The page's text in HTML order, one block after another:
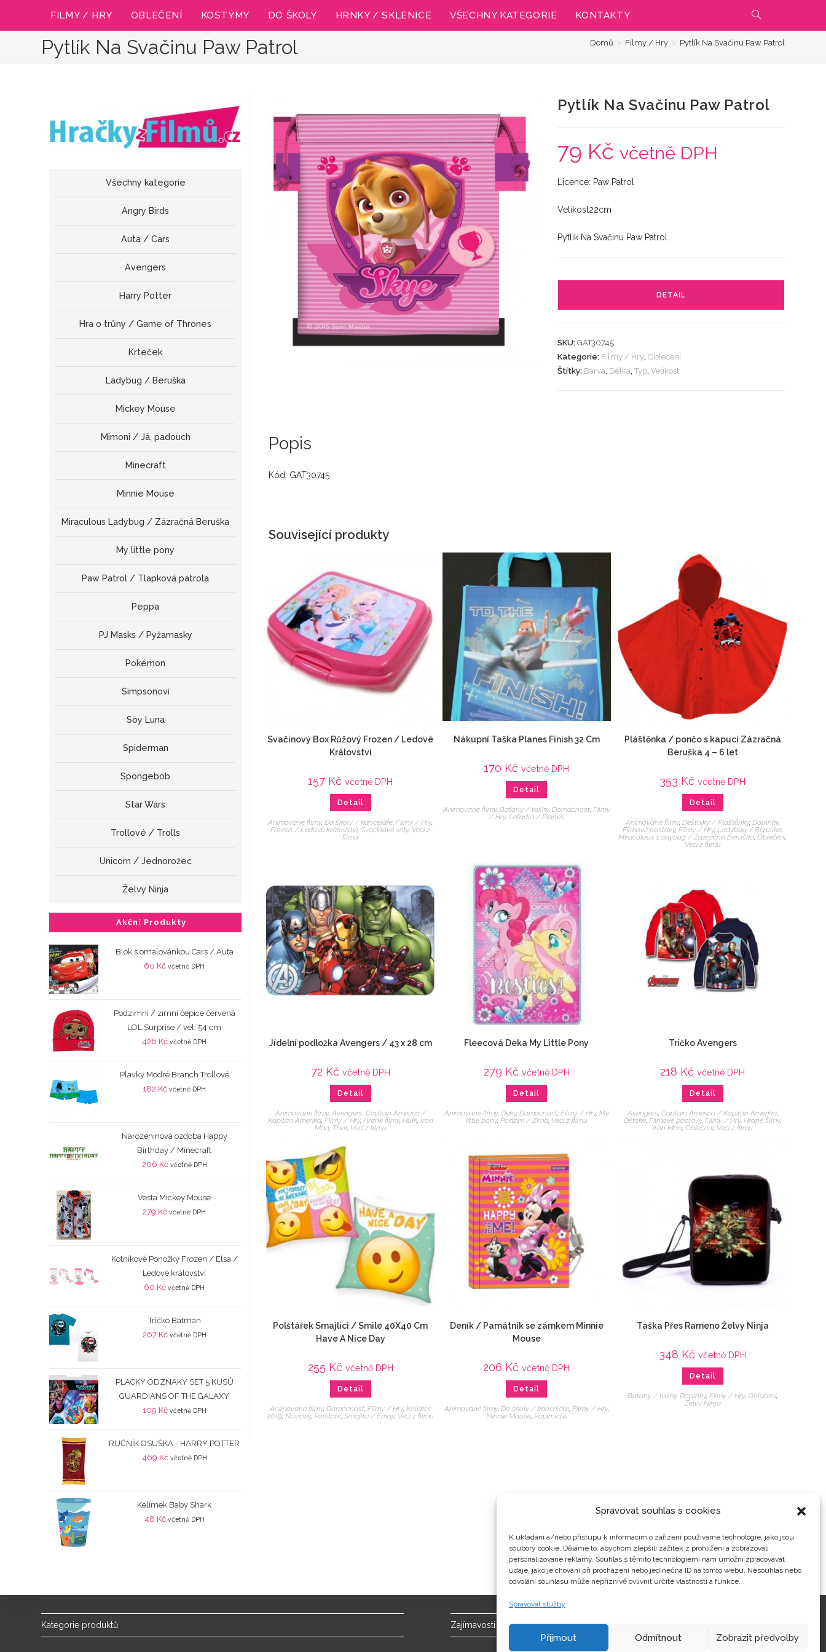
Spravovat souhlas s cookies
K ukládání a/nebo přístupu k informacím o zařízení používáme technologie, jako jsou
soubory cookie. Děláme to, abychom zlepšili zážitek z prohlížení a zobrazovali
personalizované reklamy. Souhlas s těmito technologiemi nám umožní zpracovávat
údaje, jako je chování při procházení nebo jedinečná ID na tomto webu. Nesouhlas nebo
odvolání souhlasu může nepříznivě ovlivnit určité vlastnosti a funkce.
Spravovat služby
Přijmout Odmítnout Zobrazit předvolby
FILMY / HRY OBLEČENÍ KOSTÝMY DO ŠKOLY HRNKY / SKLENICE VŠECHNY KATEGORIE KONTAKTY PŘEPNOUT
VYHLEDÁVÁNÍ
WEBU
Pytlík Na Svačinu Paw Patrol Domů > Filmy / Hry > Pytlík Na Svačinu Paw Patrol
Pytlík Na Svačinu Paw Patrol
79 Kč včetně DPH
Licence: Paw Patrol
Velikost22cm
Pytlík Na Svačinu Paw Patrol
DETAIL
SKU:GAT30745
Kategorie: Filmy / Hry,Oblečení
Štítky: Barva, Délka,Typ,Velikost
Popis
Kód: GAT30745
Související produkty
Svačinový Box Růžový Frozen / Ledové
Království
157 Kč včetně DPH
Detail
Animované filmy,Do školy / kanceláře,Filmy / Hry,
Frozen / Ledové království,Svačinové sety, Veci z
filmu
Nákupní Taška Planes Finish 32 Cm
170 Kč včetně DPH
Detail
Animované filmy, Batohy / tašky, Domácnost, Filmy
/ Hry, Letadla / Planes
Pláštěnka / pončo s kapucí Zázračná
Beruška 4 – 6 let
353 Kč včetně DPH
Detail
Animované filmy, Deštníky / Pláštěnky, Doplňky,
Filmové postavy, Filmy / Hry, Ladybug / Beruška,
Miraculous Ladybug / Zázračná Beruška,Oblečení,
Veci z filmu
Jídelní podložka Avengers / 43 x 28 cm
72 Kč včetně DPH
Detail
Animované filmy, Avengers Captain America /
Kapitán Amerika, Filmy / Hry, Hrané filmy, Hulk, Iron
Man Thor, Veci z filmu
Fleecová Deka My Little Pony
279 Kč včetně DPH
Detail
Animované filmy, Deky, Domácnost, Filmy / Hry, My
little pony, Podzim / Zima, Veci z filmu
Tričko Avengers
218 Kč včetně DPH
Detail
Avengers Captain America / Kapitán Amerika,
Dětské ,Filmové postavy,Filmy / Hry,Hrané filmy,
Iron Man Oblečení, Veci z filmu
Polštářek Smajlíci / Smile 40X40 Cm
Have A Nice Day
255 Kč včetně DPH
Detail
Animované filmy, Domácnost, Filmy / Hry, Kolekce
2019,Novinky,Polštáře,Smajlíci / Emoji, Veci z filmu
Deník / Památník se zámkem Minnie
Mouse
206 Kč včetně DPH
Detail
Animované filmy, Do školy / kanceláře, Filmy / Hry,
Minnie Mouse, Papírnictví
Taška Přes Rameno Želvy Ninja
348 Kč včetně DPH
Detail
Batohy / tašky,Doplňky,Filmy / Hry,Oblečení,
Želvy Ninja
Všechny kategorie
Angry Birds
Auta / Cars
Avengers
Harry Potter
Hra o trůny / Game of Thrones
Krteček
Ladybug / Beruška
Mickey Mouse
Mimoni / Já, padouch
Minecraft
Minnie Mouse
Miraculous Ladybug / Zázračná Beruška
My little pony
Paw Patrol / Tlapková patrola
Peppa
PJ Masks / Pyžamasky
Pokémon
Simpsonovi
Soy Luna
Spiderman
Spongebob
Star Wars
Trollové / Trolls
Unicorn / Jednorožec
Želvy Ninja
Akční Produkty
Blok s omalovánkou Cars / Auta
60 Kč včetně DPH
Podzimní / zimní čepice červená
LOL Surprise / vel: 54 cm
426 Kč včetně DPH
Plavky Modré Branch Trollové
182 Kč včetně DPH
Narozeninová ozdoba Happy
Birthday / Minecraft
206 Kč včetně DPH
Vesta Mickey Mouse
279 Kč včetně DPH
Kotníkové Ponožky Frozen / Elsa /
Ledové království
60 Kč včetně DPH
Tričko Batman
267 Kč včetně DPH
PLACKY ODZNAKY SET 5 KUSŮ
GUARDIANS OF THE GALAXY
109 Kč včetně DPH
RUČNÍK OSUŠKA - HARRY POTTER
469 Kč včetně DPH
Kelímek Baby Shark
48 Kč včetně DPH
Kategorie produktů Zajímavosti